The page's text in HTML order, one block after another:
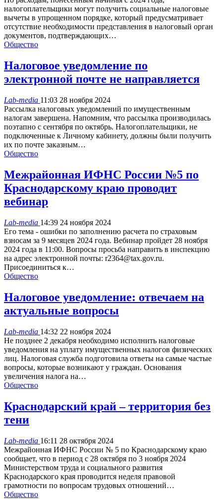
налогоплательщики могут получить социальные налоговые
вычеты в упрощенном порядке, который предусматривает
отсутствие необходимости представления в налоговый орган
документов, подтверждающих…
Общество
Налоговое уведомление по
электронной почте не направляется
Lab-media 11:03 28 ноября 2024
Рассылка налоговых уведомлений по имущественным
налогам завершена. Напомним, что рассылка производилась
поэтапно с сентября по октябрь. Налогоплательщики, не
подключенные к Личному кабинету, должны были получить
их по почте заказным…
Общество
Межрайонная ИФНС России №5 по
Краснодарскому краю проводит
вебинар
Lab-media 14:39 24 ноября 2024
Его тема - ошибки по заполнению расчета по страховым
взносам за 9 месяцев 2024 года. Вебинар пройдет 28 ноября
2024 года в 11:00. Вопросы просьба направить в инспекцию
на адрес электронной почты: r2364@tax.gov.ru.
Присоединиться к…
Общество
Налоговое уведомление: отвечаем на
актуальные вопросы
Lab-media 14:32 22 ноября 2024
Не позднее 2 декабря необходимо исполнить налоговые
уведомления на уплату имущественных налогов физических
лиц. Налоговая служба подготовила ответы на самые частые
вопросы, которые возникают у граждан. Основания
увеличения налога на…
Общество
Краснодарский край – территория без
тени
Lab-media 16:11 28 октября 2024
Межрайонная ИФНС России № 5 по Краснодарскому краю
сообщает, что в период с 28 октября по 3 ноября 2024
Министерством труда и социального развития
Краснодарского края проводится неделя правовой
грамотности по вопросам трудовых отношений…
Общество